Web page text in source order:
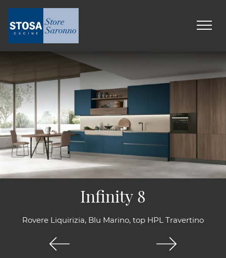
Rovere Liquirizia, Blu Marino, top HPL Travertino
Infinity 8